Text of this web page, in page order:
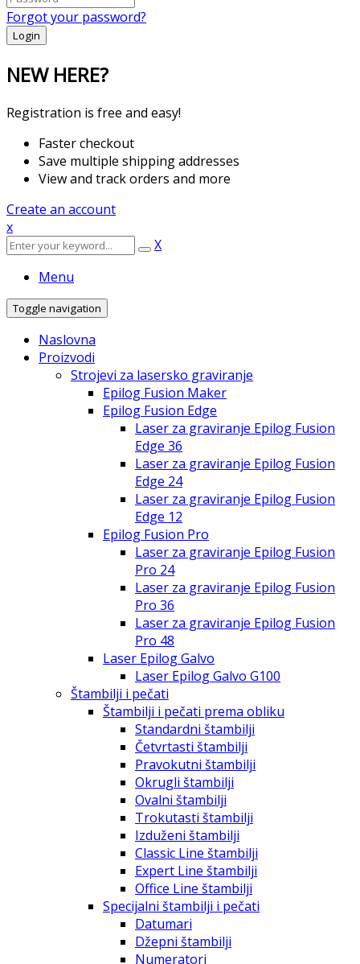
Forgot your password?
NEW HERE?
Registration is free and easy!
Faster checkout
Save multiple shipping addresses
View and track orders and more
Create an account
x
X
Menu
Toggle navigation
Naslovna
Proizvodi
Strojevi za lasersko graviranje
Epilog Fusion Maker
Epilog Fusion Edge
Laser za graviranje Epilog Fusion
Edge 36
Laser za graviranje Epilog Fusion
Edge 24
Laser za graviranje Epilog Fusion
Edge 12
Epilog Fusion Pro
Laser za graviranje Epilog Fusion
Pro 24
Laser za graviranje Epilog Fusion
Pro 36
Laser za graviranje Epilog Fusion
Pro 48
Laser Epilog Galvo
Laser Epilog Galvo G100
Štambilji i pečati
Štambilji i pečati prema obliku
Standardni štambilji
Četvrtasti štambilji
Pravokutni štambilji
Okrugli štambilji
Ovalni štambilji
Trokutasti štambilji
Izduženi štambilji
Classic Line štambilji
Expert Line štambilji
Office Line štambilji
Specijalni štambilji i pečati
Datumari
Džepni štambilji
Numeratori